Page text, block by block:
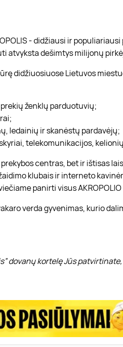
- didžiausi ir
atvyksta dešimtys milijonų
didžiuosiuose Lietuvos
ženklų parduotuvių;
ledainių ir skanėstų pardavėjų;
telekomunikacijos,
centras, bet ir ištisas
klubais ir interneto
panirti visus
verda gyvenimas, kurio
dovanų kortelę Jūs